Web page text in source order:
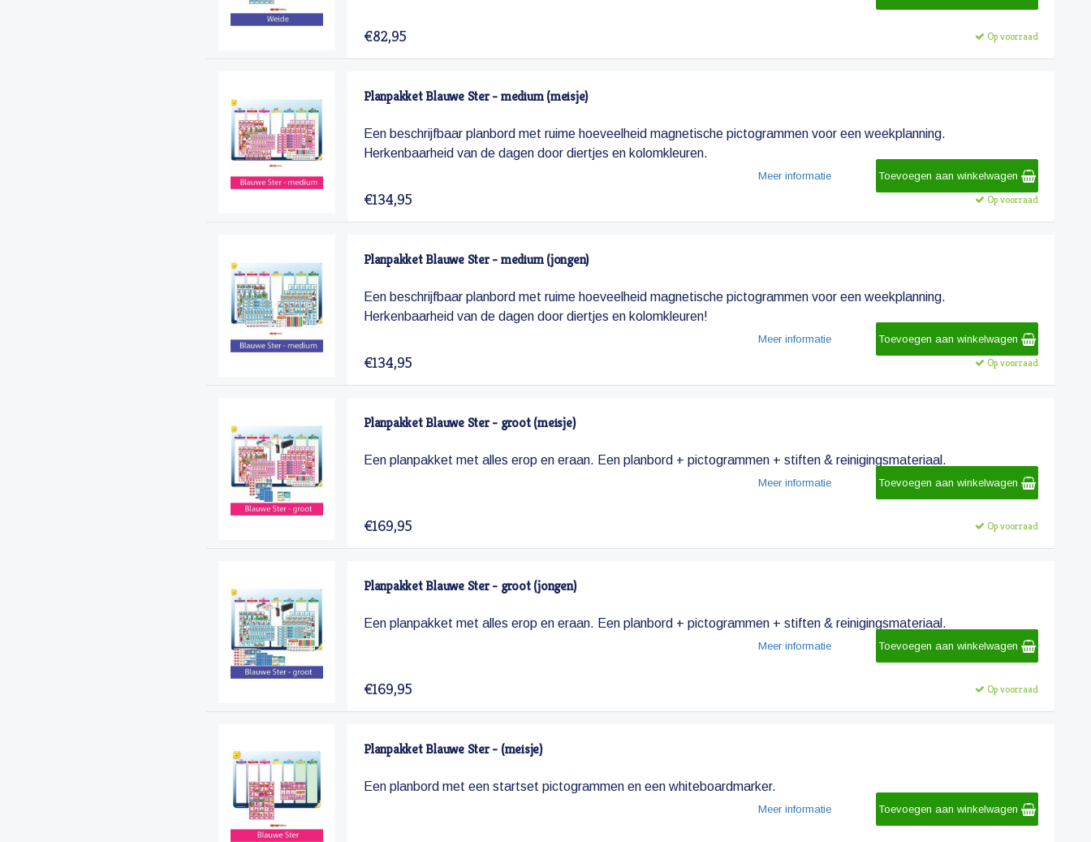
€82,95 Op voorraad
Planpakket Blauwe Ster - medium (meisje)
Een beschrijfbaar planbord met ruime hoeveelheid magnetische pictogrammen voor een weekplanning.
Herkenbaarheid van de dagen door diertjes en kolomkleuren.
€134,95 Op voorraad
Toevoegen aan winkelwagen
Meer informatie
Planpakket Blauwe Ster - medium (jongen)
Een beschrijfbaar planbord met ruime hoeveelheid magnetische pictogrammen voor een weekplanning.
Herkenbaarheid van de dagen door diertjes en kolomkleuren!
€134,95 Op voorraad
Toevoegen aan winkelwagen
Meer informatie
Planpakket Blauwe Ster - groot (meisje)
Een planpakket met alles erop en eraan. Een planbord + pictogrammen + stiften & reinigingsmateriaal.
€169,95 Op voorraad
Toevoegen aan winkelwagen
Meer informatie
Planpakket Blauwe Ster - groot (jongen)
Een planpakket met alles erop en eraan. Een planbord + pictogrammen + stiften & reinigingsmateriaal.
€169,95 Op voorraad
Toevoegen aan winkelwagen
Meer informatie
Planpakket Blauwe Ster - (meisje)
Een planbord met een startset pictogrammen en een whiteboardmarker.
Toevoegen aan winkelwagen
Meer informatie